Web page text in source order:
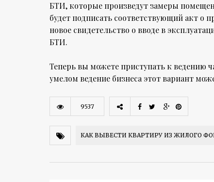
БТИ, которые произведут замеры
будет подписать соответствующий акт о
новое свидетельство о вводе в
БТИ.
Теперь вы можете приступать к ведению
умелом ведение бизнеса этот вариант
9537
КАК ВЫВЕСТИ КВАРТИРУ ИЗ ЖИЛОГО